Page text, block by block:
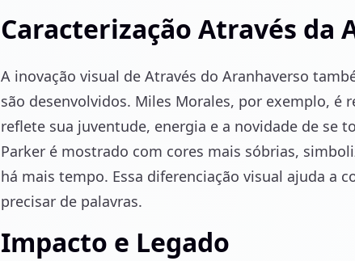
Caracterização Através da
A inovação visual de Através do Aranhaverso
são desenvolvidos. Miles Morales, por exemplo,
reflete sua juventude, energia e a novidade de se
Parker é mostrado com cores mais sóbrias,
há mais tempo. Essa diferenciação visual ajuda a
precisar de palavras.
Impacto e Legado